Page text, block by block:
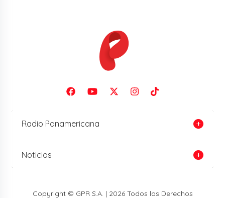
Radio Panamericana
Noticias
Copyright © GPR S.A. | 2026 Todos los Derechos